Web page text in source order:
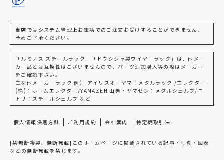
当店ではシステム管理上お電話でのご注文お受けすることができません、
予めご了承ください。
「ルミナス スチールラック」「ドウシシャ製ワイヤーラック」は、他メー
カー品とは互換性はございませんので、パーツ追加購入等の際はメーカー
をご確認下さい。
主な他メーカーラック 例） アイリスオーヤマ：メタルラック /エレクター
(株)：ホームエレクター/YAMAZEN 山善・ヤマゼン：メタルシェルフ/ニ
トリ：スチールシェルフ など
個人情報保護方針 ご利用規約 会社案内 特定商取引法
[禁無断複製、無断転載]このホームページに掲載されている記事・写真・図表
などの無断転載を禁じます。